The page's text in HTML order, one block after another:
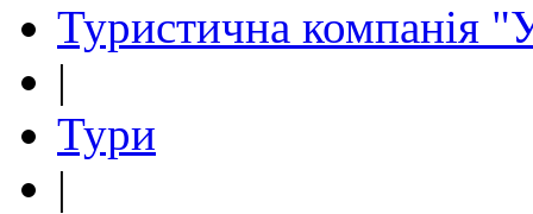
Туристична компанія
|
Тури
|